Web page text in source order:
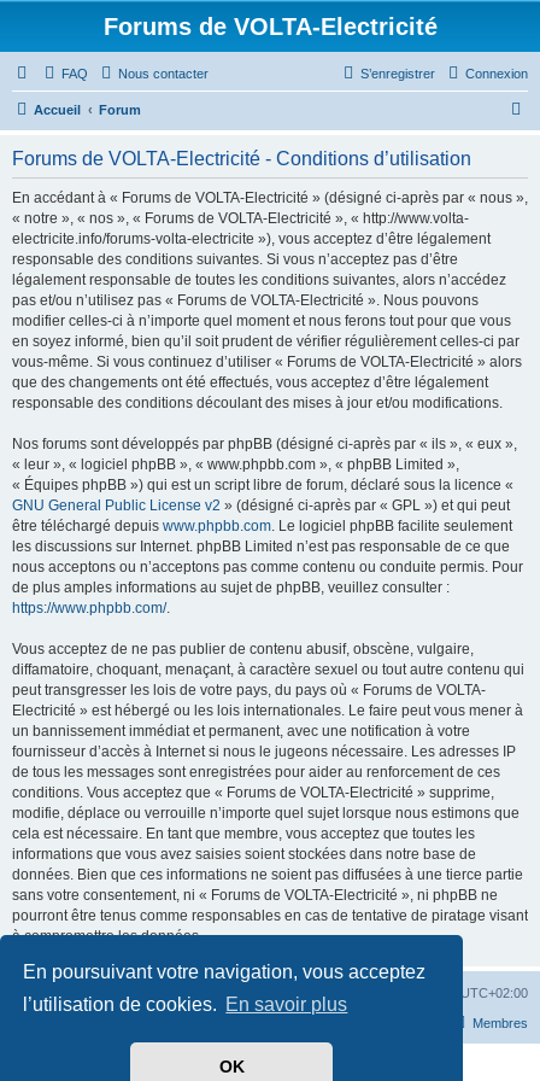
En poursuivant votre navigation, vous acceptez
l’utilisation de cookies. En savoir plus
OK
Forums de VOLTA-Electricité
FAQ Nous contacter Connexion
S’enregistrer
Accueil Forum
Forums de VOLTA-Electricité - Conditions d’utilisation
En accédant à « Forums de VOLTA-Electricité » (désigné ci-après par « nous »,
« notre », « nos », « Forums de VOLTA-Electricité », « http://www.volta-
electricite.info/forums-volta-electricite »), vous acceptez d’être légalement
responsable des conditions suivantes. Si vous n’acceptez pas d’être
légalement responsable de toutes les conditions suivantes, alors n’accédez
pas et/ou n’utilisez pas « Forums de VOLTA-Electricité ». Nous pouvons
modifier celles-ci à n’importe quel moment et nous ferons tout pour que vous
en soyez informé, bien qu’il soit prudent de vérifier régulièrement celles-ci par
vous-même. Si vous continuez d’utiliser « Forums de VOLTA-Electricité » alors
que des changements ont été effectués, vous acceptez d’être légalement
responsable des conditions découlant des mises à jour et/ou modifications.
Nos forums sont développés par phpBB (désigné ci-après par « ils », « eux »,
« leur », « logiciel phpBB », « www.phpbb.com », « phpBB Limited »,
« Équipes phpBB ») qui est un script libre de forum, déclaré sous la licence «
GNU General Public License v2 » (désigné ci-après par « GPL ») et qui peut
être téléchargé depuis www.phpbb.com. Le logiciel phpBB facilite seulement
les discussions sur Internet. phpBB Limited n’est pas responsable de ce que
nous acceptons ou n’acceptons pas comme contenu ou conduite permis. Pour
de plus amples informations au sujet de phpBB, veuillez consulter :
https://www.phpbb.com/.
Vous acceptez de ne pas publier de contenu abusif, obscène, vulgaire,
diffamatoire, choquant, menaçant, à caractère sexuel ou tout autre contenu qui
peut transgresser les lois de votre pays, du pays où « Forums de VOLTA-
Electricité » est hébergé ou les lois internationales. Le faire peut vous mener à
un bannissement immédiat et permanent, avec une notification à votre
fournisseur d’accès à Internet si nous le jugeons nécessaire. Les adresses IP
de tous les messages sont enregistrées pour aider au renforcement de ces
conditions. Vous acceptez que « Forums de VOLTA-Electricité » supprime,
modifie, déplace ou verrouille n’importe quel sujet lorsque nous estimons que
cela est nécessaire. En tant que membre, vous acceptez que toutes les
informations que vous avez saisies soient stockées dans notre base de
données. Bien que ces informations ne soient pas diffusées à une tierce partie
sans votre consentement, ni « Forums de VOLTA-Electricité », ni phpBB ne
pourront être tenus comme responsables en cas de tentative de piratage visant
à compromettre les données.
UTC+02:00
Membres
phpBB ® Forum Software © phpBB Limited